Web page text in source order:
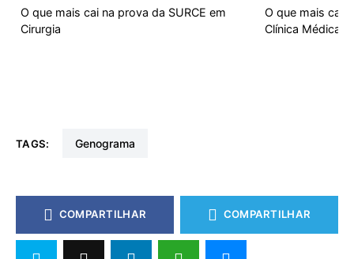
O que mais cai na prova da SURCE em
Cirurgia
O que mais cai
Clínica Médica
TAGS: Genograma
COMPARTILHAR COMPARTILHAR